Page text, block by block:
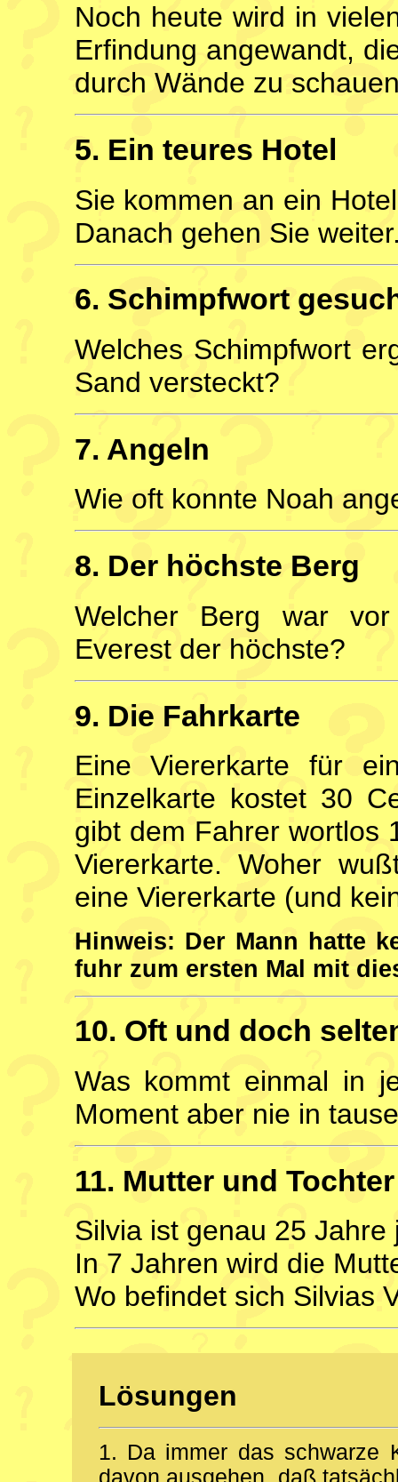
Noch heute wird in
Erfindung angewandt,
durch Wände zu
5. Ein teures Hotel
Sie kommen an ein
Danach gehen Sie
6. Schimpfwort
Welches Schimpfwort
Sand versteckt?
7. Angeln
Wie oft konnte Noah
8. Der höchste Berg
Welcher Berg war
Everest der höchste?
9. Die Fahrkarte
Eine Viererkarte für
Einzelkarte kostet 30
gibt dem Fahrer wortlos
Viererkarte. Woher
eine Viererkarte (und
Hinweis: Der Mann hatte
fuhr zum ersten Mal mit
10. Oft und doch
Was kommt einmal in
Moment aber nie in
11. Mutter und Tochter
Silvia ist genau 25
In 7 Jahren wird die
Wo befindet sich Silvias
Lösungen
1. Da immer das schwarze